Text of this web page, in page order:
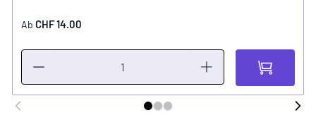
Ab CHF 14.00